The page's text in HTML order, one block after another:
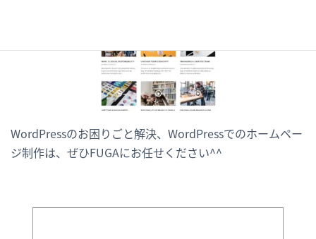
WordPressのお困りごと解決、WordPressでのホームペー
ジ制作は、ぜひFUGAにお任せください^^